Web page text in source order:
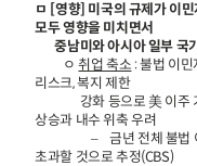
ㅁ [영향] 미국의 규제가 이
모두 영향을 미치면서
중남미와 아시아 일부 국
ㅇ취업 축소 : 불법 이
리스크, 복지 제한
강화 등으로 美 이주
상승과 내수 위축 우려
– 금년 전체 불법 이민
초과할 것으로 추정(CBS)